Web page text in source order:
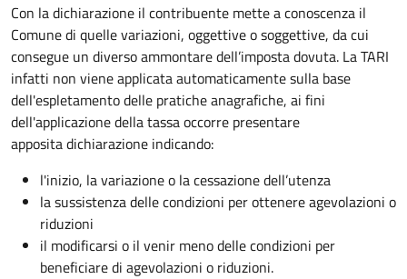
Con la dichiarazione il contribuente mette a conoscenza il
Comune di quelle variazioni, oggettive o soggettive, da cui
consegue un diverso ammontare dell’imposta dovuta. La TARI
infatti non viene applicata automaticamente sulla base
dell'espletamento delle pratiche anagrafiche, ai fini
dell'applicazione della tassa occorre presentare
apposita dichiarazione indicando:
l'inizio, la variazione o la cessazione dell’utenza
la sussistenza delle condizioni per ottenere agevolazioni o
riduzioni
il modificarsi o il venir meno delle condizioni per
beneficiare di agevolazioni o riduzioni.